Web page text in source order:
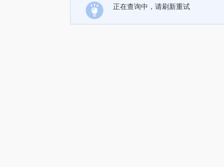
正在查询中，请刷新重试